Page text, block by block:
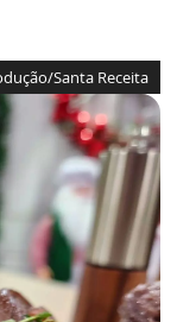
Santa Receita